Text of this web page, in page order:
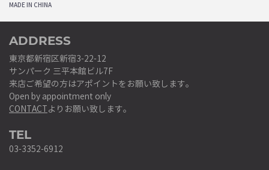
MADE IN CHINA
ADDRESS
東京都新宿区新宿3-22-12
サンパーク 三平本館ビル7F
来店ご希望の方はアポイントをお願い致します。
Open by appointment only
CONTACTよりお願い致します。
TEL
03-3352-6912